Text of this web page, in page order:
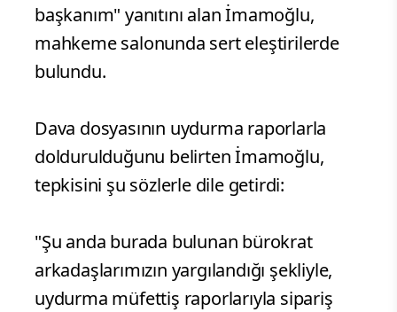
başkanım" yanıtını alan İmamoğlu,
mahkeme salonunda sert eleştirilerde
bulundu.
Dava dosyasının uydurma raporlarla
doldurulduğunu belirten İmamoğlu,
tepkisini şu sözlerle dile getirdi:
"Şu anda burada bulunan bürokrat
arkadaşlarımızın yargılandığı şekliyle,
uydurma müfettiş raporlarıyla sipariş